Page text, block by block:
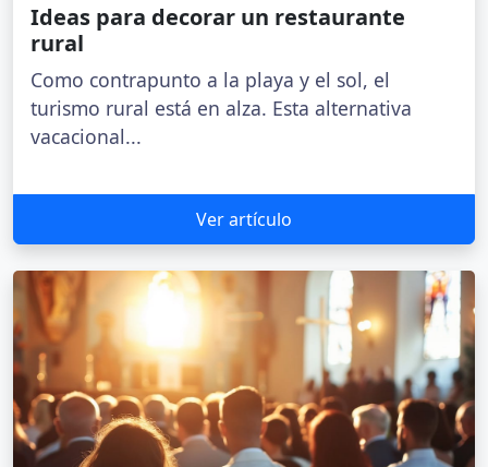
Ideas para decorar un restaurante
rural
Como contrapunto a la playa y el sol, el
turismo rural está en alza. Esta alternativa
vacacional...
Ver artículo